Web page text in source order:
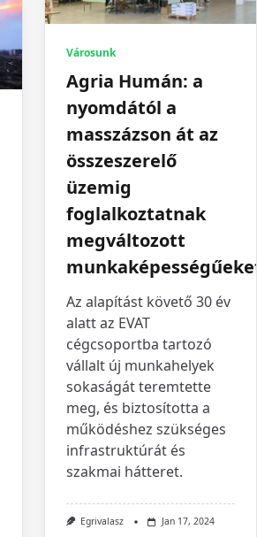
Városunk
Agria Humán: a
nyomdától a
masszázson át az
összeszerelő
üzemig
foglalkoztatnak
megváltozott
munkaképességűeket
Az alapítást követő 30 év
alatt az EVAT
cégcsoportba tartozó
vállalt új munkahelyek
sokaságát teremtette
meg, és biztosította a
működéshez szükséges
infrastruktúrát és
szakmai hátteret.
Egrivalasz Jan 17, 2024